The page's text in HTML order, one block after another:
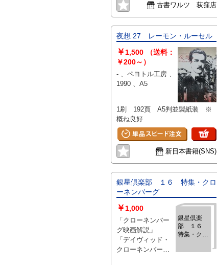
古書ワルツ 荻窪店
夜想 27 レーモン・ルーセル
￥ 1,500
（送料：
￥200～）
- 、ペヨトル工房 、
1990 、A5
1刷 192頁 A5判並製紙装 ※
概ね良好
新日本書籍(SNS)
銀星倶楽部 １６ 特集・クロ
ーネンバーグ
銀星倶楽
部 １６
特集・クロ
グ
￥1,000
「クローネンバー
グ映画解説」
「デイヴィッド・
クローネンバー